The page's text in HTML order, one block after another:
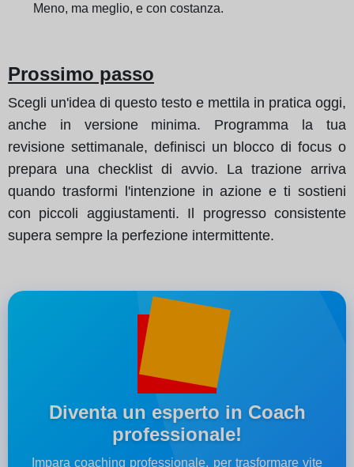
Meno, ma meglio, e con costanza.
Prossimo passo
Scegli un'idea di questo testo e mettila in pratica oggi,
anche in versione minima. Programma la tua
revisione settimanale, definisci un blocco di focus o
prepara una checklist di avvio. La trazione arriva
quando trasformi l'intenzione in azione e ti sostieni
con piccoli aggiustamenti. Il progresso consistente
supera sempre la perfezione intermittente.
Diventa un esperto in Coach
professionale!
Impara coaching professionale, per trasformare vite